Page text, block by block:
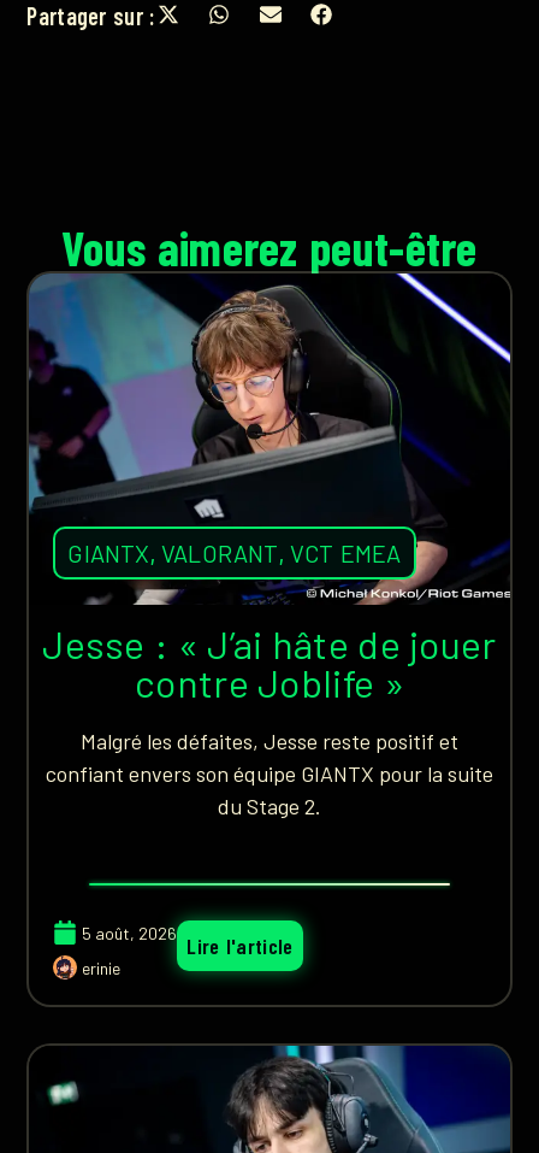
Partager sur :
Vous aimerez peut-être
GIANTX, VALORANT,VCT EMEA
Jesse : « J’ai hâte de jouer
contre Joblife »
Malgré les défaites, Jesse reste positif et
confiant envers son équipe GIANTX pour la suite
du Stage 2.
5 août, 2026
erinie
Lire l'article